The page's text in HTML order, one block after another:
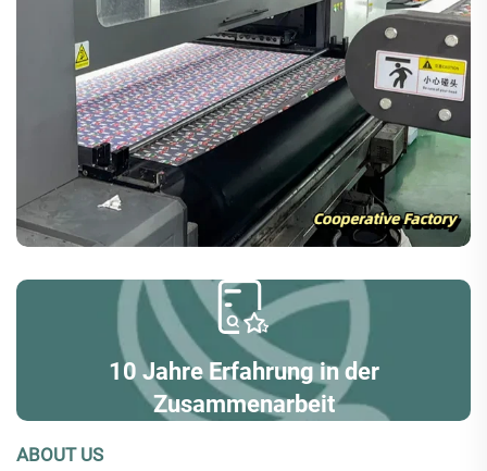
10 Jahre Erfahrung in der
Zusammenarbeit
ABOUT US